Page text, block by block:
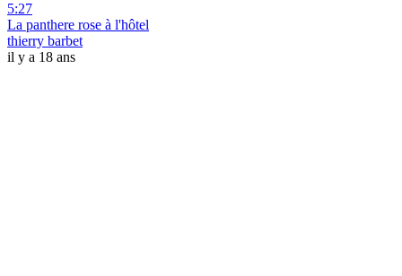
5:27
La panthere rose à l'hôtel
thierry barbet
il y a 18 ans